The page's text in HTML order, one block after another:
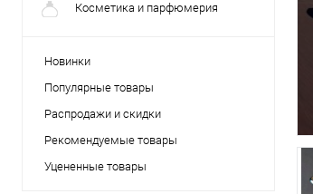
Косметика и парфюмерия
Новинки
Популярные товары
Распродажи и скидки
Рекомендуемые товары
Уцененные товары